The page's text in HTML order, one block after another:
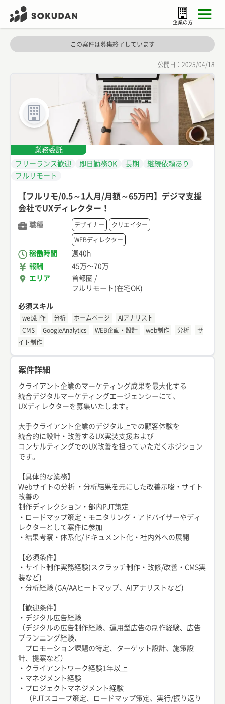
企業の方
この案件は募集終了しています
公開日： 2025/04/18
業務委託
フリーランス歓迎
即日勤務OK 長期
継続依頼あり
フルリモート
【フルリモ/0.5～1人月/月額～65万円】デジマ支援
会社でUXディレクター！
職種 デザイナー クリエイター
WEBディレクター
稼働時間
週40h
報酬
45万〜70万
エリア
首都圏 /
フルリモート(在宅OK)
必須スキル
web制作 分析 ホームページ
AIアナリスト
CMS
GoogleAnalytics WEB企画・設計 web制作 分析
サ
イト制作
案件詳細
クライアント企業のマーケティング成果を最大化する
統合デジタルマーケティングエージェンシーにて、
UXディレクターを募集いたします。
大手クライアント企業のデジタル上での顧客体験を
統合的に設計・改善するUX実装支援および
コンサルティングでのUX改善を担っていただくポジション
です。
【具体的な業務】
Webサイトの分析 ・分析結果を元にした改善示唆・サイト
改善の
制作ディレクション・部内PJT策定
・ロードマップ策定・モニタリング・アドバイザーやディ
レクターとして案件に参加
・結果考察・体系化/ドキュメント化・社内外への展開
【必須条件】
・サイト制作実務経験(スクラッチ制作・改修/改善・CMS実
装など)
・分析経験 (GA/AAヒートマップ、AIアナリストなど)
【歓迎条件】
・デジタル広告経験
（デジタルの広告制作経験、運用型広告の制作経験、広告
プランニング経験、
プロモーション課題の特定、ターゲット設計、施策設
計、提案など）
・クライアントワーク経験1年以上
・マネジメント経験
・プロジェクトマネジメント経験
（PJTスコープ策定、ロードマップ策定、実行/振り返り